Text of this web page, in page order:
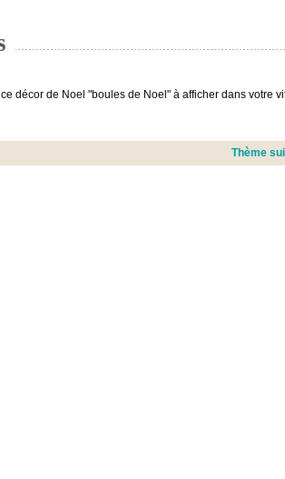
décor de Noel "boules de Noel" à afficher dans votre
Thème